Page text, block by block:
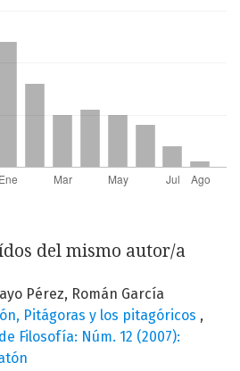
del mismo autor/a
Pérez, Román García
Pitágoras y los pitagóricos ,
Filosofía: Núm. 12 (2007):